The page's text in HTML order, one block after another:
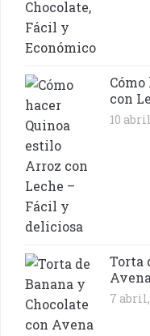
con
10
Torta
7